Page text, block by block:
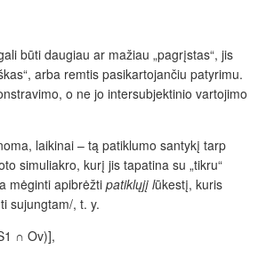
būti daugiau ar mažiau „pagrįstas“, jis
arba remtis pasikartojančiu patyrimu.
o ne jo intersubjektinio vartojimo
laikinai – tą patiklumo santykį tarp
simuliakro, kurį jis tapatina su „tikru“
mėginti apibrėžti patiklųjį lūkestį, kuris
sujungtam/, t. y.
∩ Ov)],